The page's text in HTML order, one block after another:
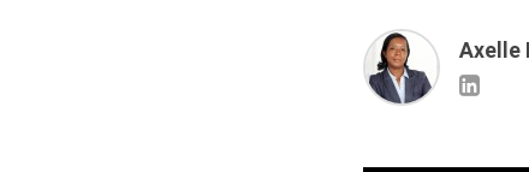
Axelle